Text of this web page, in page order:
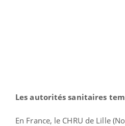
Les autorités sanitaires
En France, le CHRU de Lille